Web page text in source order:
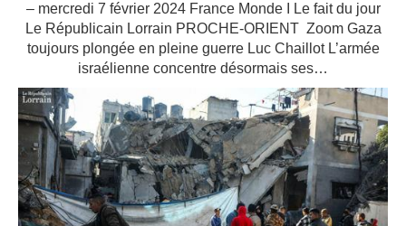
– mercredi 7 février 2024 France Monde I Le fait du jour
Le Républicain Lorrain PROCHE-ORIENT Zoom Gaza
toujours plongée en pleine guerre Luc Chaillot L’armée
israélienne concentre désormais ses…